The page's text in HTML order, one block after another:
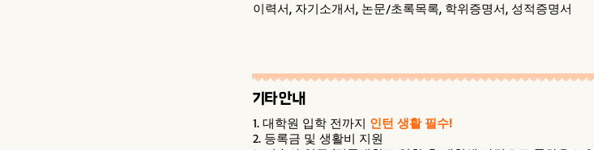
이력서, 자기소개서, 논문/초록목록, 학위증명서, 성적증명서
기타안내
1. 대학원 입학 전까지 인턴 생활 필수!
2. 등록금 및 생활비 지원